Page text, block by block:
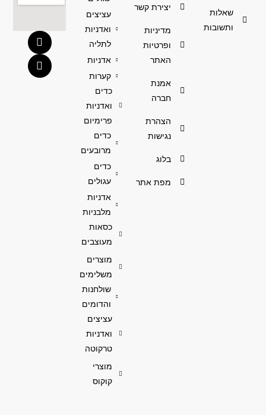
עציצים
ואדניות
לתליה
אדניות
קערות
כדים
ואדניות
פרימיום
כדים
מרובעים
כדים
עגולים
אדניות
מלבניות
כסאות
מעוצבים
מוצרים
משלימים
שולחנות
והדומים
עציצים
ואדניות
טרקוטה
מוצרי
קוקוס
יצירת קשר
מדיניות
ופרטיות
האתר
אמנת
חברה
הצהרת
נגישות
בלוג
מפת אתר
שאלות
ותשובות